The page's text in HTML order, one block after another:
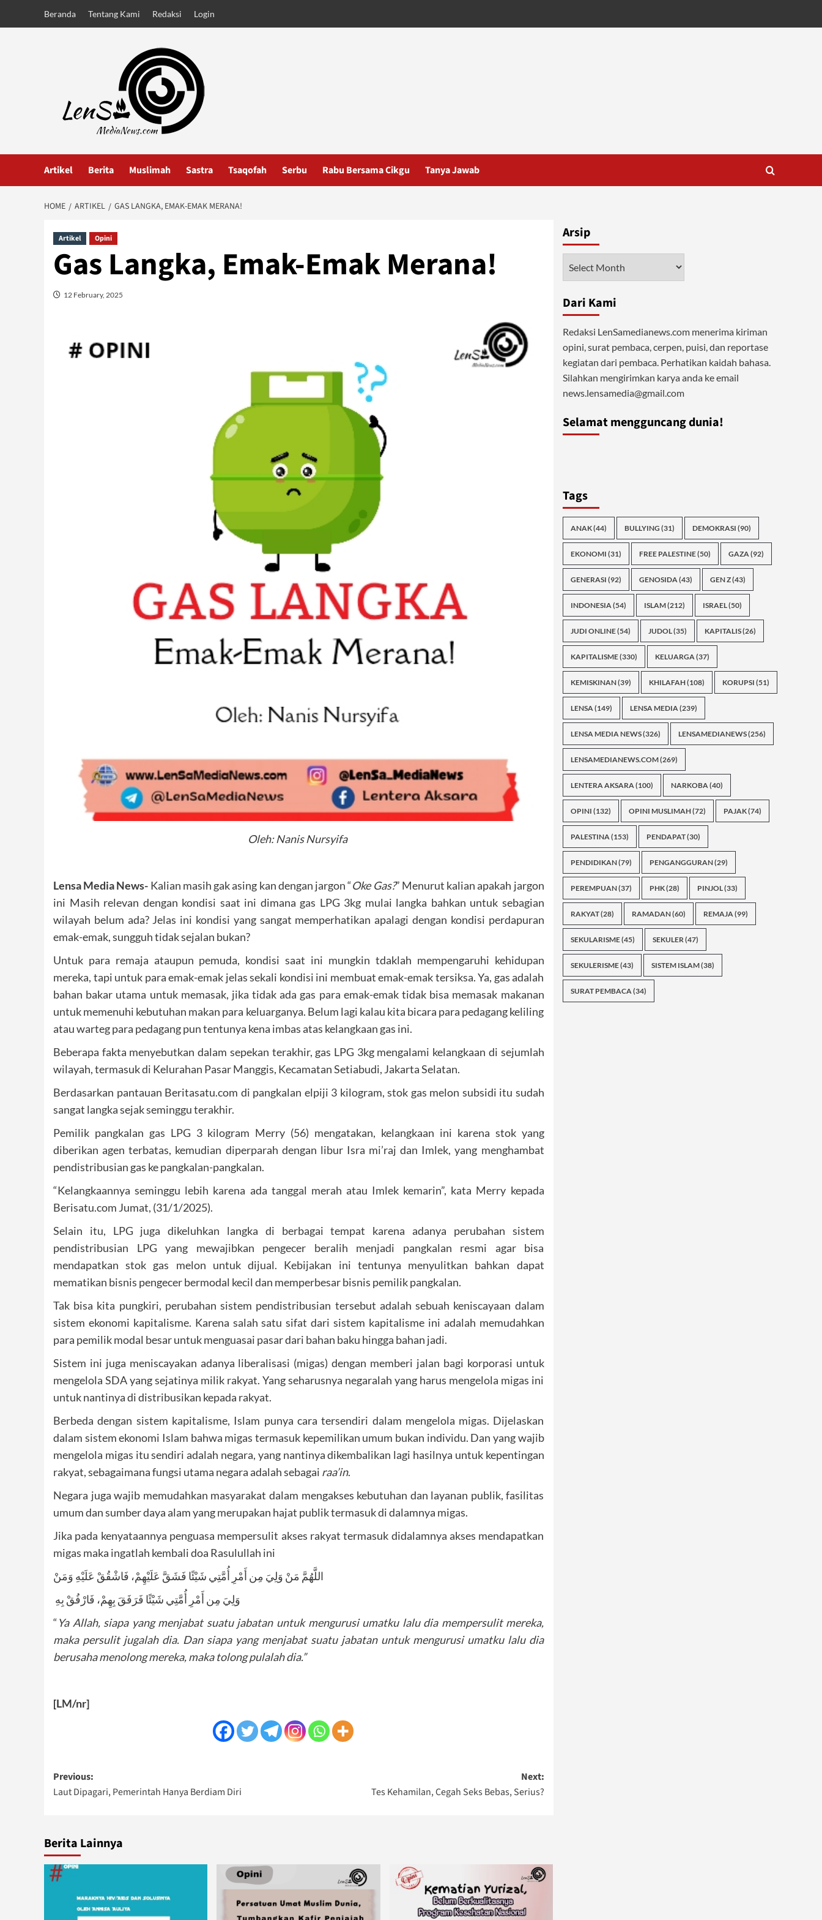
Beranda Tentang Kami Redaksi Login
Artikel Berita Muslimah Sastra Tsaqofah Serbu Rabu Bersama Cikgu Tanya Jawab
HOME ARTIKEL GAS LANGKA, EMAK-EMAK MERANA!
Artikel Opini
Gas Langka, Emak-Emak Merana!
12 February, 2025
Oleh: Nanis Nursyifa
Lensa Media News- Kalian masih gak asing kan dengan jargon “Oke Gas?” Menurut kalian apakah jargon
ini Masih relevan dengan kondisi saat ini dimana gas LPG 3kg mulai langka bahkan untuk sebagian
wilayah belum ada? Jelas ini kondisi yang sangat memperhatikan apalagi dengan kondisi perdapuran
emak-emak, sungguh tidak sejalan bukan?
Untuk para remaja ataupun pemuda, kondisi saat ini mungkin tdaklah mempengaruhi kehidupan
mereka, tapi untuk para emak-emak jelas sekali kondisi ini membuat emak-emak tersiksa. Ya, gas adalah
bahan bakar utama untuk memasak, jika tidak ada gas para emak-emak tidak bisa memasak makanan
untuk memenuhi kebutuhan makan para keluarganya. Belum lagi kalau kita bicara para pedagang keliling
atau warteg para pedagang pun tentunya kena imbas atas kelangkaan gas ini.
Beberapa fakta menyebutkan dalam sepekan terakhir, gas LPG 3kg mengalami kelangkaan di sejumlah
wilayah, termasuk di Kelurahan Pasar Manggis, Kecamatan Setiabudi, Jakarta Selatan.
Berdasarkan pantauan Beritasatu.com di pangkalan elpiji 3 kilogram, stok gas melon subsidi itu sudah
sangat langka sejak seminggu terakhir.
Pemilik pangkalan gas LPG 3 kilogram Merry (56) mengatakan, kelangkaan ini karena stok yang
diberikan agen terbatas, kemudian diperparah dengan libur Isra mi’raj dan Imlek, yang menghambat
pendistribusian gas ke pangkalan-pangkalan.
“Kelangkaannya seminggu lebih karena ada tanggal merah atau Imlek kemarin”, kata Merry kepada
Berisatu.com Jumat, (31/1/2025).
Selain itu, LPG juga dikeluhkan langka di berbagai tempat karena adanya perubahan sistem
pendistribusian LPG yang mewajibkan pengecer beralih menjadi pangkalan resmi agar bisa
mendapatkan stok gas melon untuk dijual. Kebijakan ini tentunya menyulitkan bahkan dapat
mematikan bisnis pengecer bermodal kecil dan memperbesar bisnis pemilik pangkalan.
Tak bisa kita pungkiri, perubahan sistem pendistribusian tersebut adalah sebuah keniscayaan dalam
sistem ekonomi kapitalisme. Karena salah satu sifat dari sistem kapitalisme ini adalah memudahkan
para pemilik modal besar untuk menguasai pasar dari bahan baku hingga bahan jadi.
Sistem ini juga meniscayakan adanya liberalisasi (migas) dengan memberi jalan bagi korporasi untuk
mengelola SDA yang sejatinya milik rakyat. Yang seharusnya negaralah yang harus mengelola migas ini
untuk nantinya di distribusikan kepada rakyat.
Berbeda dengan sistem kapitalisme, Islam punya cara tersendiri dalam mengelola migas. Dijelaskan
dalam sistem ekonomi Islam bahwa migas termasuk kepemilikan umum bukan individu. Dan yang wajib
mengelola migas itu sendiri adalah negara, yang nantinya dikembalikan lagi hasilnya untuk kepentingan
rakyat, sebagaimana fungsi utama negara adalah sebagai raa’in.
Negara juga wajib memudahkan masyarakat dalam mengakses kebutuhan dan layanan publik, fasilitas
umum dan sumber daya alam yang merupakan hajat publik termasuk di dalamnya migas.
Jika pada kenyataannya penguasa mempersulit akses rakyat termasuk didalamnya akses mendapatkan
migas maka ingatlah kembali doa Rasulullah ini
اللَّهُمَّ مَنْ وَلِيَ مِن أَمْرِ أُمَّتِي شَيْئًا فَشَقَّ عَلَيْهِمْ، فَاشْقُقْ عَلَيْهِ وَمَنْ
وَلِيَ مِن أَمْرِ أُمَّتِي شَيْئًا فَرَفَقَ بِهِمْ، فَارْفُقْ بِهِ
“Ya Allah, siapa yang menjabat suatu jabatan untuk mengurusi umatku lalu dia mempersulit mereka,
maka persulit jugalah dia. Dan siapa yang menjabat suatu jabatan untuk mengurusi umatku lalu dia
berusaha menolong mereka, maka tolong pulalah dia.”
[LM/nr]
Post
navigation
Previous:
Laut Dipagari, Pemerintah Hanya Berdiam Diri
Next:
Tes Kehamilan, Cegah Seks Bebas, Serius?
Berita Lainnya
Arsip
Dari Kami
Redaksi LenSamedianews.com menerima kiriman
opini, surat pembaca, cerpen, puisi, dan reportase
kegiatan dari pembaca. Perhatikan kaidah bahasa.
Silahkan mengirimkan karya anda ke email
news.lensamedia@gmail.com
Selamat mengguncang dunia!
Tags
ANAK(44) BULLYING (31) DEMOKRASI (90)
EKONOMI (31) FREE PALESTINE(50) GAZA(92)
GENERASI (92) GENOSIDA(43) GEN Z(43)
INDONESIA(54) ISLAM(212) ISRAEL(50)
JUDI ONLINE(54) JUDOL(35) KAPITALIS(26)
KAPITALISME(330) KELUARGA(37)
KEMISKINAN(39) KHILAFAH(108) KORUPSI (51)
LENSA(149) LENSA MEDIA(239)
LENSA MEDIA NEWS(326) LENSAMEDIANEWS(256)
LENSAMEDIANEWS.COM(269)
LENTERA AKSARA(100) NARKOBA(40)
OPINI (132) OPINI MUSLIMAH(72) PAJAK(74)
PALESTINA(153) PENDAPAT(30)
PENDIDIKAN(79) PENGANGGURAN(29)
PEREMPUAN(37) PHK(28) PINJOL(33)
RAKYAT(28) RAMADAN(60) REMAJA(99)
SEKULARISME(45) SEKULER(47)
SEKULERISME(43) SISTEM ISLAM(38)
SURAT PEMBACA(34)